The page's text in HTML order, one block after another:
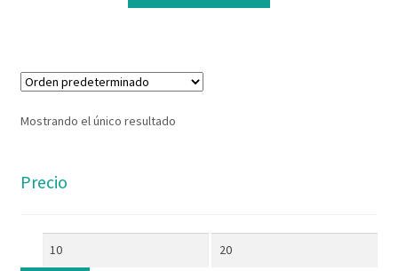
Mostrando el único resultado
Precio